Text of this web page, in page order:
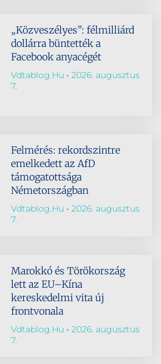
„Közveszélyes”: félmilliárd
dollárra büntették a
Facebook anyacégét
Vdtablog.hu
2026. augusztus
7.
Felmérés: rekordszintre
emelkedett az AfD
támogatottsága
Németországban
Vdtablog.hu
2026. augusztus
7.
Marokkó és Törökország
lett az EU–Kína
kereskedelmi vita új
frontvonala
Vdtablog.hu
2026. augusztus
7.